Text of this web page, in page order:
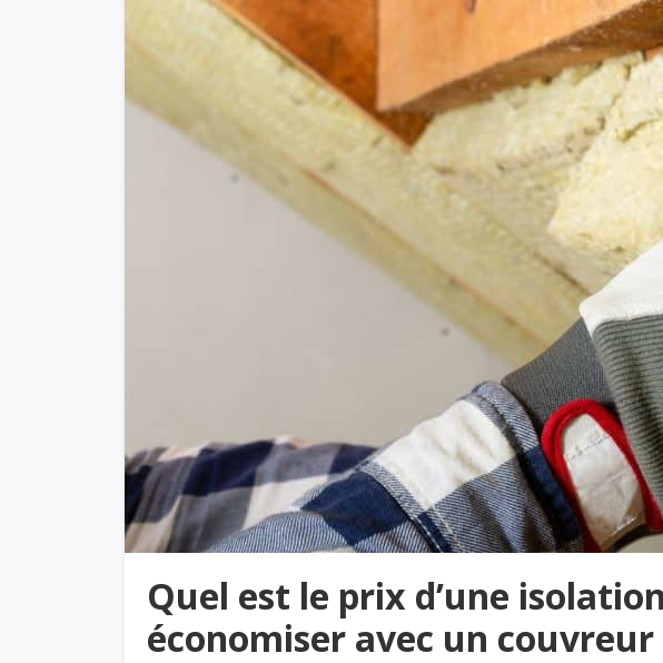
Quel est le prix d’une
économiser avec un